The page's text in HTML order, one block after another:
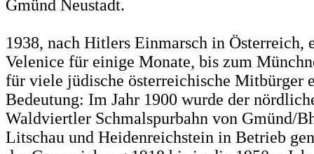
Gmünd Neustadt.
1938, nach Hitlers Einmarsch in Österreich,
Velenice für einige Monate, bis zum
für viele jüdische österreichische Mitbürger
Bedeutung: Im Jahr 1900 wurde der
Waldviertler Schmalspurbahn von Gmünd/
Litschau und Heidenreichstein in Betrieb